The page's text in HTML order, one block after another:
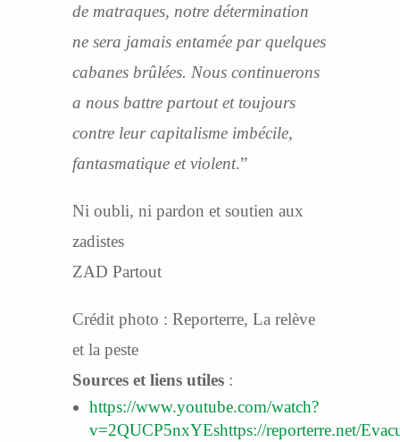
de matraques, notre détermination
ne sera jamais entamée par quelques
cabanes brûlées. Nous continuerons
a nous battre partout et toujours
contre leur capitalisme imbécile,
fantasmatique et violent.”
Ni oubli, ni pardon et soutien aux
zadistes
ZAD Partout
Crédit photo : Reporterre, La relève
et la peste
Sources et liens utiles:
https://www.youtube.com/watch?
v=2QUCP5nxYEshttps://reporterre.net/